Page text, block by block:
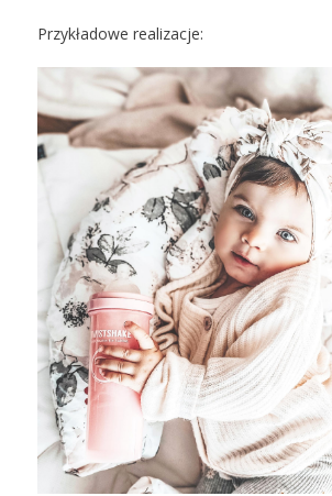
Przykładowe realizacje: